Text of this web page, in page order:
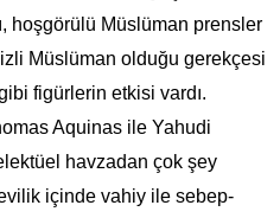
hoşgörülü Müslüman prensler
Müslüman olduğu gerekçesi
figürlerin etkisi vardı.
Aquinas ile Yahudi
havzadan çok şey
içinde vahiy ile sebep-